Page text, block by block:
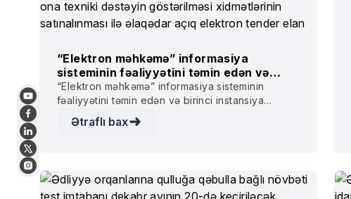
“Elektron məhkəmə” informasiya
sisteminin fəaliyyətini təmin edən və
birinci instansiya məhkəmələrinin
istismarında olan texniki-texoloji
infrastrukturunun saxlanılması və
inkişafı, habelə ona texniki dəstəyin
“Elektron məhkəmə” informasiya sisteminin
fəaliyyətini təmin edən və birinci instansiya
məhkəmələrinin istismarında olan texniki-texoloji
infrastrukturunun saxlanılması və inkişafı, habelə
Ətraflı bax